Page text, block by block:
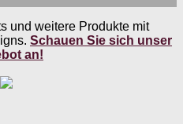
und weitere Produkte mit
Schauen Sie sich unser
an!